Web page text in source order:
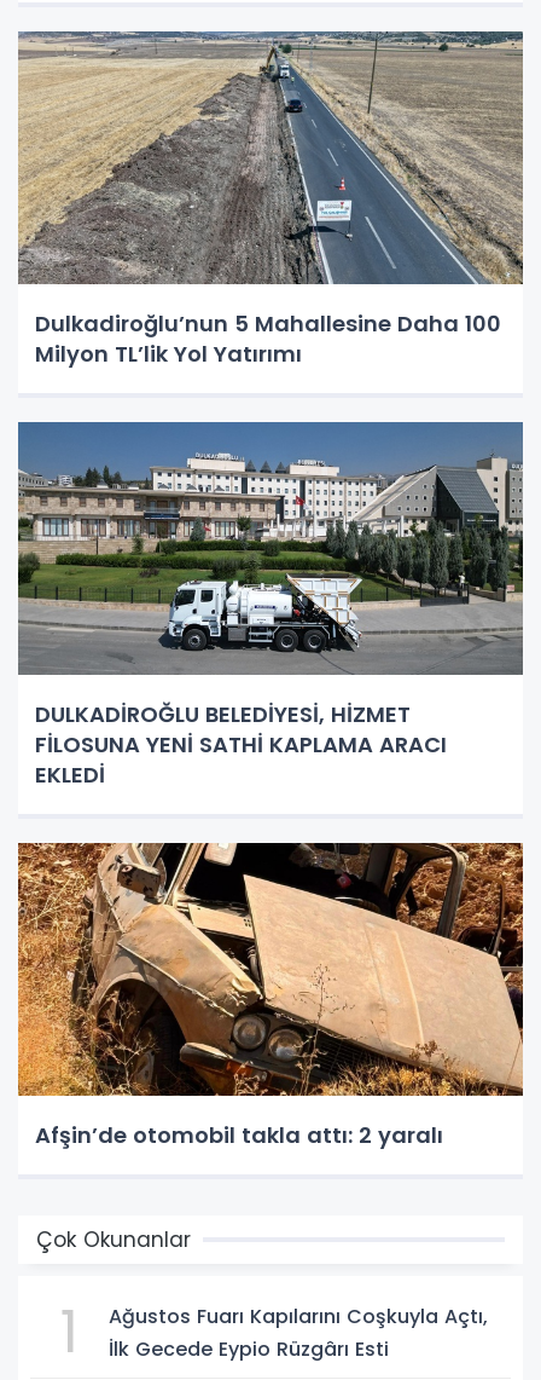
Dulkadiroğlu’nun 5 Mahallesine Daha 100
Milyon TL’lik Yol Yatırımı
DULKADİROĞLU BELEDİYESİ, HİZMET
FİLOSUNA YENİ SATHİ KAPLAMA ARACI
EKLEDİ
Afşin’de otomobil takla attı: 2 yaralı
Çok Okunanlar
1
Ağustos Fuarı Kapılarını Coşkuyla Açtı,
İlk Gecede Eypio Rüzgârı Esti